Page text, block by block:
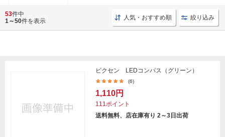
53件中
1～50件を表示 人気・おすすめ順 絞り込み
ビクセン LEDコンパス（グリーン）
(6)
1,110円
111ポイント
送料無料、店在庫有り 2～3日出荷